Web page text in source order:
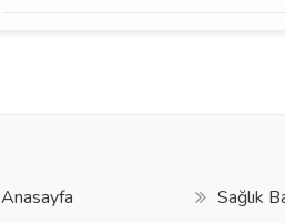
Anasayfa
Sağlık